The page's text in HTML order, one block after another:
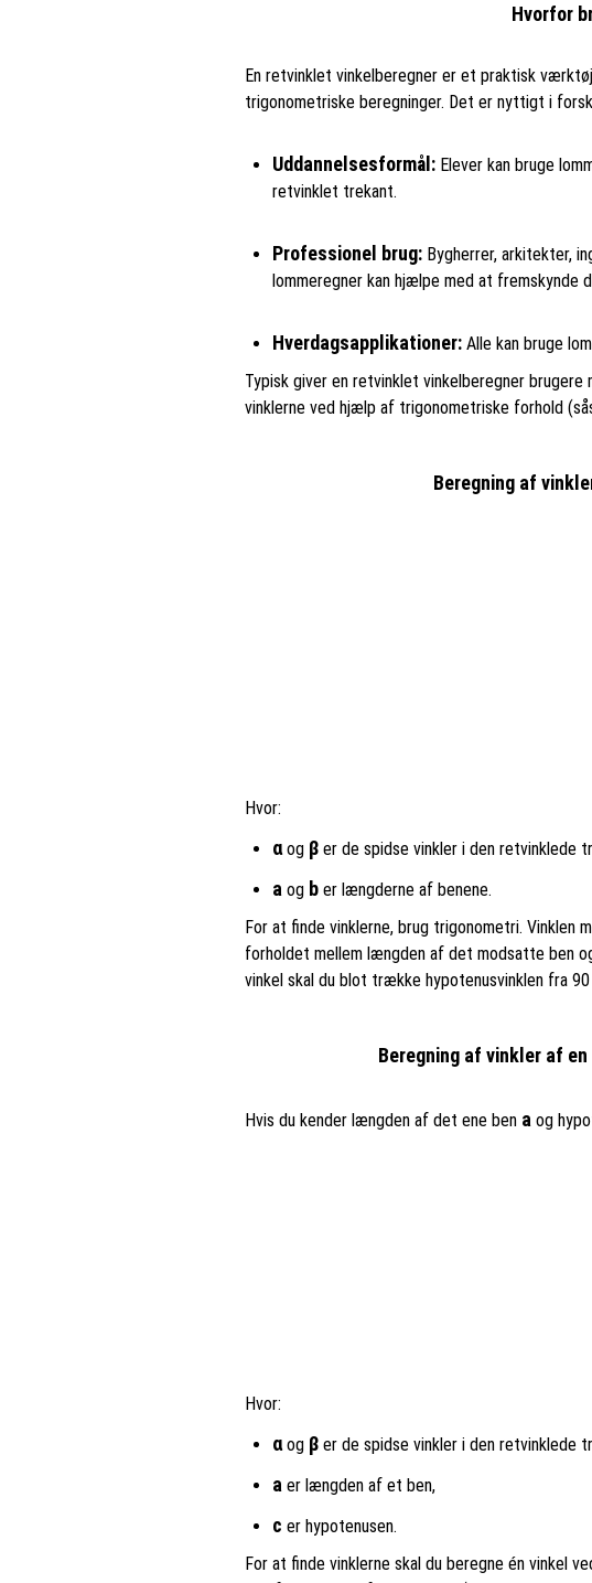
Hvorfor
En retvinklet vinkelberegner er et praktisk
trigonometriske beregninger. Det er nyttigt i
Uddannelsesformål: Elever kan bruge
retvinklet trekant.
Professionel brug: Bygherrer, arkitekter,
lommeregner kan hjælpe med at fremskynde
Hverdagsapplikationer: Alle kan bruge
Typisk giver en retvinklet vinkelberegner
vinklerne ved hjælp af trigonometriske forhold
Beregning af
Hvor:
αog β er de spidse vinkler i den retvinklede
a og b er længderne af benene.
For at finde vinklerne, brug trigonometri.
forholdet mellem længden af det modsatte ben
vinkel skal du blot trække hypotenusvinklen fra
Beregning af vinkler af
Hvis du kender længden af det ene ben a og
Hvor:
αog β er de spidse vinkler i den retvinklede
a er længden af et ben,
c er hypotenusen.
For at finde vinklerne skal du beregne én vinkel